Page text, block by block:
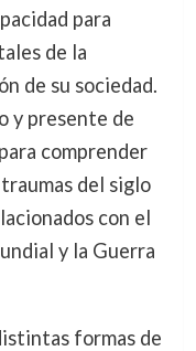
para
de la
de su sociedad.
y presente de
comprender
del siglo
con el
y la Guerra
formas de